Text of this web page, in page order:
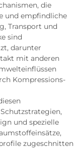
die
und empfindliche
Transport und
sind
darunter
mit anderen
Kompressions-
und spezielle
zugeschnitten